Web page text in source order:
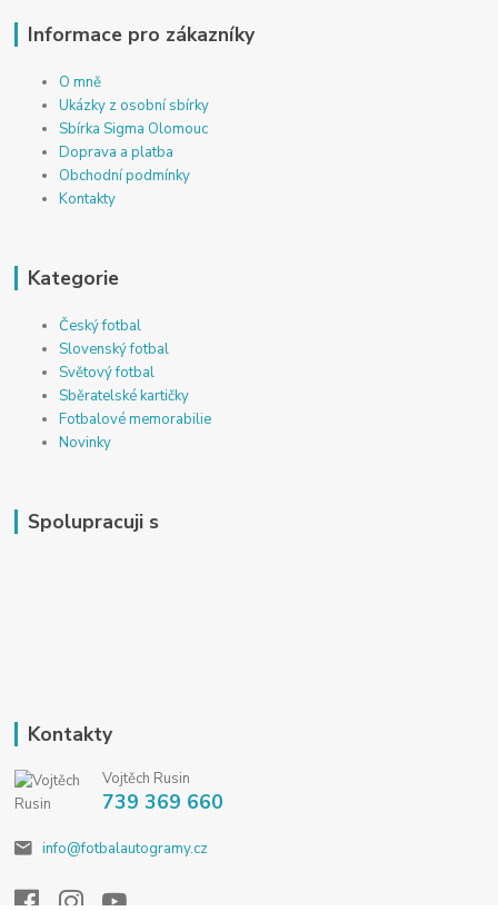
Informace pro zákazníky
O mně
Ukázky z osobní sbírky
Sbírka Sigma Olomouc
Doprava a platba
Obchodní podmínky
Kontakty
Kategorie
Český fotbal
Slovenský fotbal
Světový fotbal
Sběratelské kartičky
Fotbalové memorabilie
Novinky
Spolupracuji s
Kontakty
Vojtěch Rusin
739 369 660
info@fotbalautogramy.cz